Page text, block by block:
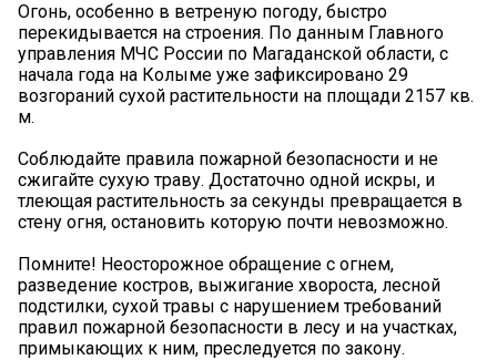
Огонь, особенно в ветреную погоду, быстро
перекидывается на строения. По данным Главного
управления МЧС России по Магаданской области, с
начала года на Колыме уже зафиксировано 29
возгораний сухой растительности на площади 2157 кв.
м.
Соблюдайте правила пожарной безопасности и не
сжигайте сухую траву. Достаточно одной искры, и
тлеющая растительность за секунды превращается в
стену огня, остановить которую почти невозможно.
Помните! Неосторожное обращение с огнем,
разведение костров, выжигание хвороста, лесной
подстилки, сухой травы с нарушением требований
правил пожарной безопасности в лесу и на участках,
примыкающих к ним, преследуется по закону.